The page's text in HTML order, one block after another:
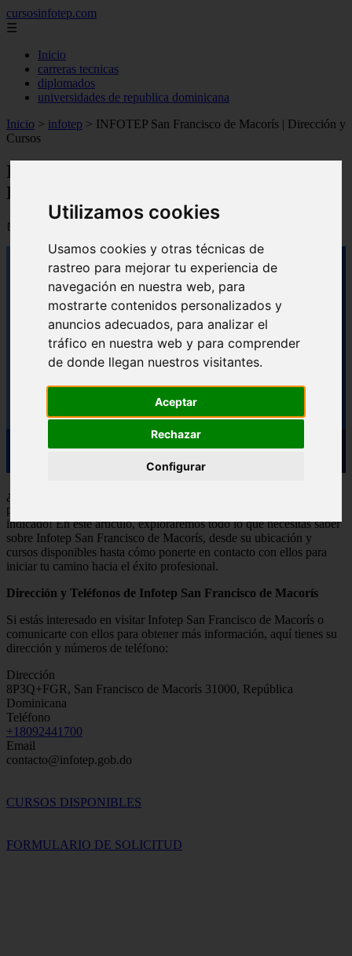
Utilizamos cookies
Usamos cookies y otras técnicas de
rastreo para mejorar tu experiencia de
navegación en nuestra web, para
mostrarte contenidos personalizados y
anuncios adecuados, para analizar el
tráfico en nuestra web y para comprender
de donde llegan nuestros visitantes.
Aceptar
Rechazar
Configurar
cursosinfotep.com
☰
Inicio
carreras tecnicas
diplomados
universidades de republica dominicana
Inicio > infotep > INFOTEP San Francisco de Macorís | Dirección y
Cursos
INFOTEP San Francisco de Macorís |
Dirección y Cursos
📅 08/09/2025
¿Estás buscando oportunidades de formación y desarrollo
profesional en San Francisco de Macorís? ¡Has llegado al lugar
indicado! En este artículo, exploraremos todo lo que necesitas saber
sobre Infotep San Francisco de Macorís, desde su ubicación y
cursos disponibles hasta cómo ponerte en contacto con ellos para
iniciar tu camino hacia el éxito profesional.
Dirección y Teléfonos de Infotep San Francisco de Macorís
Si estás interesado en visitar Infotep San Francisco de Macorís o
comunicarte con ellos para obtener más información, aquí tienes su
dirección y números de teléfono:
Dirección
8P3Q+FGR, San Francisco de Macorís 31000, República
Dominicana
Teléfono
+18092441700
Email
contacto@infotep.gob.do
CURSOS DISPONIBLES
FORMULARIO DE SOLICITUD